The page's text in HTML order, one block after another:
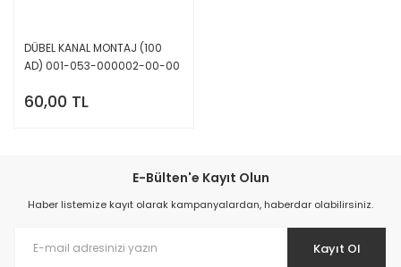
DÜBEL KANAL MONTAJ (100
AD) 001-053-000002-00-00
60,00 TL
E-Bülten'e Kayıt Olun
Haber listemize kayıt olarak kampanyalardan, haberdar olabilirsiniz.
Kayıt Ol